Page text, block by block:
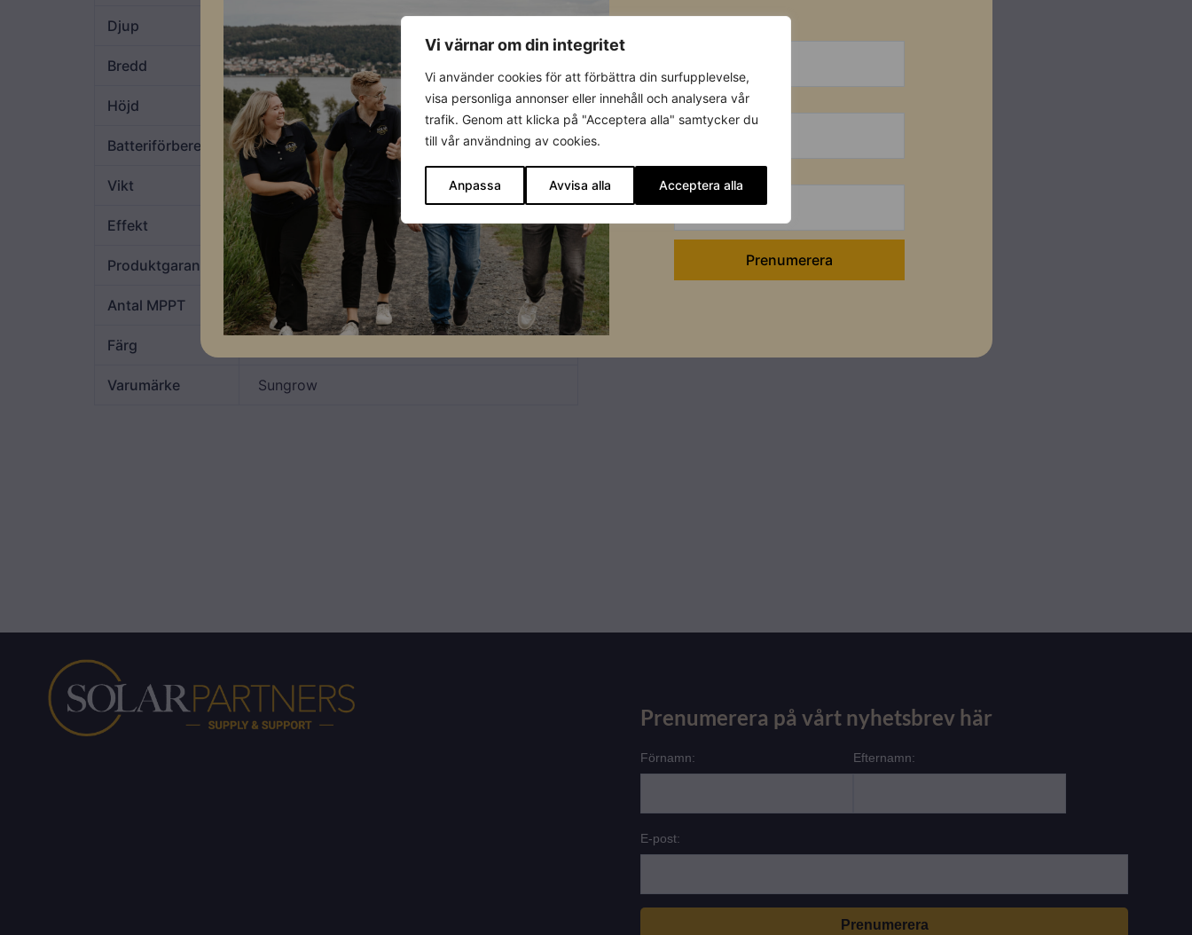
Vi värnar om din integritet
Vi använder cookies för att förbättra din surfupplevelse,
visa personliga annonser eller innehåll och analysera vår
trafik. Genom att klicka på "Acceptera alla" samtycker du
till vår användning av cookies.
Anpassa Avvisa alla Acceptera alla
Djup 190
Bredd 370
Höjd 480
Batteriförberedd NEJ
Vikt 21
Effekt
Produktgaranti 5 år
Antal MPPT 2
Färg
Varumärke Sungrow
Prenumerera på vårt nyhetsbrev här
Förnamn: Efternamn:
E-post:
Förnamn
Efternamn